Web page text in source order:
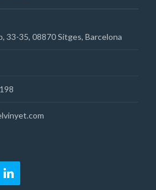
33-35, 08870 Sitges, Barcelona